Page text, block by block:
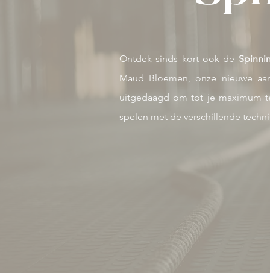
Ontdek sinds kort ook de
Maud Bloemen, onze nieuwe
uitgedaagd om tot je maximum
spelen met de verschillende